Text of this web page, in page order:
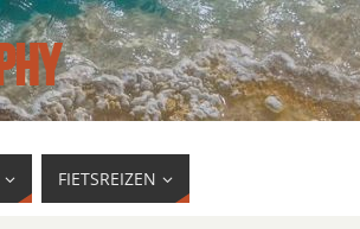
FIETSREIZEN